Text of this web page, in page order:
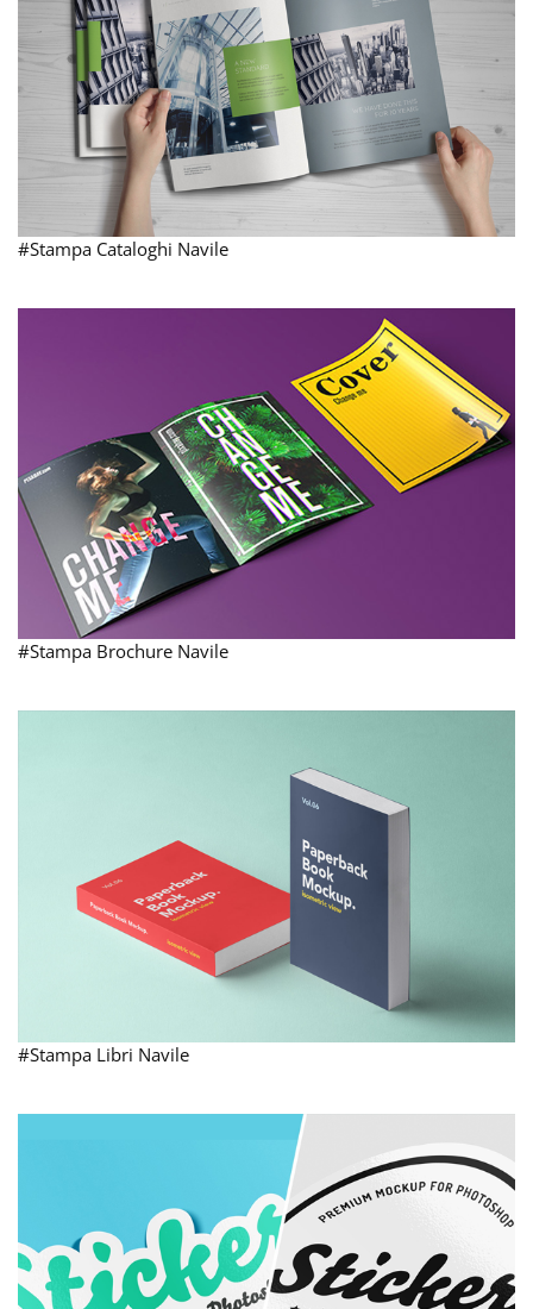
#Stampa Cataloghi Navile
#Stampa Brochure Navile
#Stampa Libri Navile